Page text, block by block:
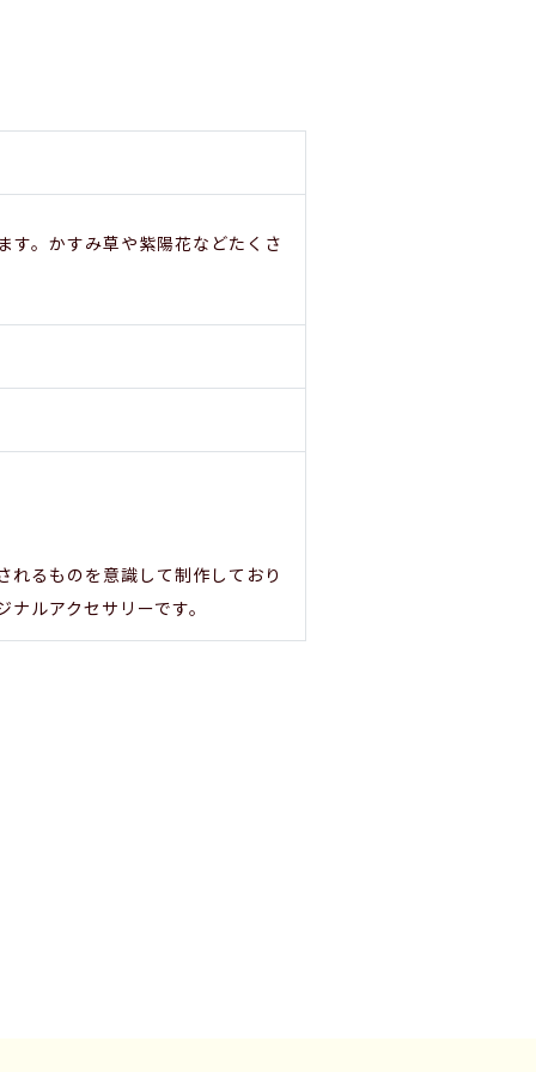
す。かすみ草や紫陽花などたくさ
れるものを意識して制作しており
ルアクセサリーです。